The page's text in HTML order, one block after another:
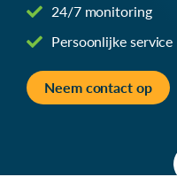
24/7 monitoring
Persoonlijke service
Neem contact op